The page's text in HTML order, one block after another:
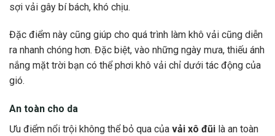
sợi vải gây bí bách, khó chịu.
Đặc điểm này cũng giúp cho quá trình làm khô vải cũng diễn
ra nhanh chóng hơn. Đặc biệt, vào những ngày mưa, thiếu ánh
nắng mặt trời bạn có thể phơi khô vải chỉ dưới tác động của
gió.
An toàn cho da
Ưu điểm nổi trội không thể bỏ qua của vải xô đũi là an toàn